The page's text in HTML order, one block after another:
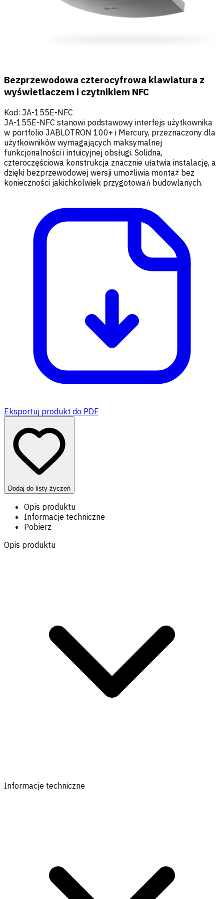
Bezprzewodowa czterocyfrowa klawiatura z
wyświetlaczem i czytnikiem NFC
Kod: JA-155E-NFC
JA-155E-NFC stanowi podstawowy interfejs użytkownika
w portfolio JABLOTRON 100+ i Mercury, przeznaczony dla
użytkowników wymagających maksymalnej
funkcjonalności i intuicyjnej obsługi. Solidna,
czteroczęściowa konstrukcja znacznie ułatwia instalację, a
dzięki bezprzewodowej wersji umożliwia montaż bez
konieczności jakichkolwiek przygotowań budowlanych.
Eksportuj produkt do PDF
Dodaj do listy życzeń
Opis produktu
Informacje techniczne
Pobierz
Opis produktu
Informacje techniczne